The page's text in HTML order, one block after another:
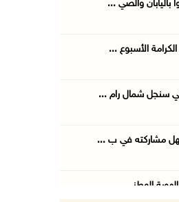
باليابان والصي ...
سنجل شمال رام ...
مشاركته في ب ...
الوطني ...